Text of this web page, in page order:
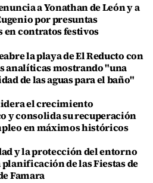
a Yonathan de León y a
por presuntas
en contratos festivos
la playa de El Reducto con
analíticas mostrando "una
de las aguas para el baño"
el crecimiento
y consolida su recuperación
en máximos históricos
y la protección del entorno
de las Fiestas de
Famara